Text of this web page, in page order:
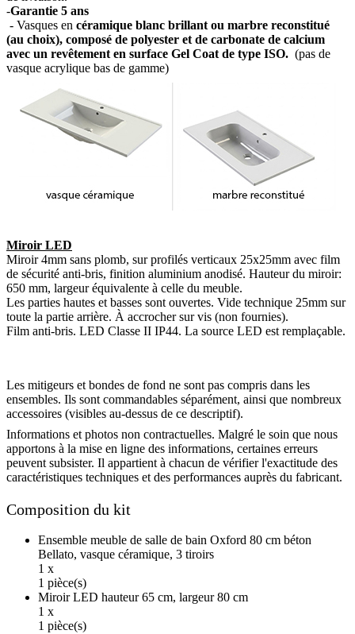
-Garantie 5 ans
- Vasques en céramique blanc brillant ou marbre reconstitué
(au choix), composé de polyester et de carbonate de calcium
avec un revêtement en surface Gel Coat de type ISO. (pas de
vasque acrylique bas de gamme)
Miroir LED
Miroir 4mm sans plomb, sur profilés verticaux 25x25mm avec film
de sécurité anti-bris, finition aluminium anodisé. Hauteur du miroir:
650 mm, largeur équivalente à celle du meuble.
Les parties hautes et basses sont ouvertes. Vide technique 25mm sur
toute la partie arrière. À accrocher sur vis (non fournies).
Film anti-bris. LED Classe II IP44. La source LED est remplaçable.
Les mitigeurs et bondes de fond ne sont pas compris dans les
ensembles. Ils sont commandables séparément, ainsi que nombreux
accessoires (visibles au-dessus de ce descriptif).
Informations et photos non contractuelles. Malgré le soin que nous
apportons à la mise en ligne des informations, certaines erreurs
peuvent subsister. Il appartient à chacun de vérifier l'exactitude des
caractéristiques techniques et des performances auprès du fabricant.
Composition du kit
Ensemble meuble de salle de bain Oxford 80 cm béton
Bellato, vasque céramique, 3 tiroirs
1 x
1 pièce(s)
Miroir LED hauteur 65 cm, largeur 80 cm
1 x
1 pièce(s)